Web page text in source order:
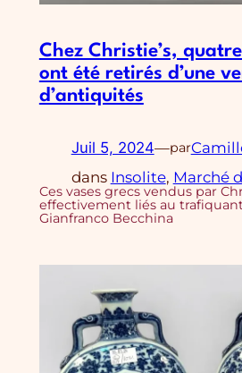
Chez Christie’s,
ont été retirés d’une
d’antiquités
Juil 5, 2024—par
dans Insolite, Marché
Ces vases grecs vendus par
effectivement liés au
Gianfranco Becchina